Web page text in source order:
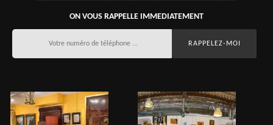
ON VOUS RAPPELLE IMMEDIATEMENT